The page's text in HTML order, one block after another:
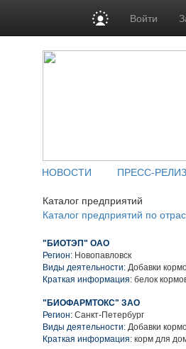
Войти
НОВОСТИ ПРЕСС-
Каталог предприятий
Каталог предприятий по
"БИОТЭП" ОАО
Регион: Новопавловск
Виды деятельности: Добавки
Краткая информация: белок
"БИОФАРМТОКС" ЗАО
Регион: Санкт-Петербург
Виды деятельности: Добавки
Краткая информация: корм для